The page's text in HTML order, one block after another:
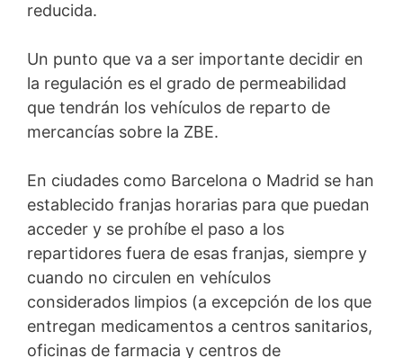
reducida.
Un punto que va a ser importante decidir en
la regulación es el grado de permeabilidad
que tendrán los vehículos de reparto de
mercancías sobre la ZBE.
En ciudades como Barcelona o Madrid se han
establecido franjas horarias para que puedan
acceder y se prohíbe el paso a los
repartidores fuera de esas franjas, siempre y
cuando no circulen en vehículos
considerados limpios (a excepción de los que
entregan medicamentos a centros sanitarios,
oficinas de farmacia y centros de